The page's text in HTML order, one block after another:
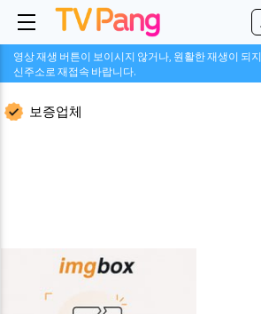
영상 재생 버튼이 보이시지 않거나, 원활한 재생이 되
신주소로 재접속 바랍니다.
보증업체